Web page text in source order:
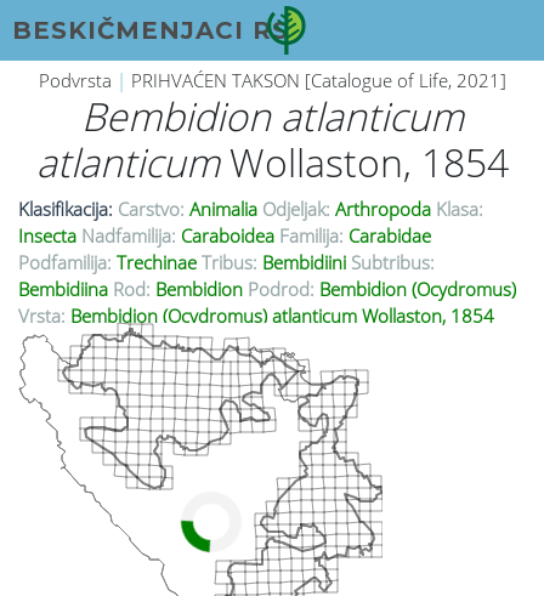
BESKIČMENJACI RS
Podvrsta | PRIHVAĆEN TAKSON [Catalogue of Life, 2021]
Bembidion atlanticum
atlanticumWollaston, 1854
Klasifikacija: Carstvo: Animalia Odjeljak: Arthropoda Klasa:
Insecta Nadfamilija: Caraboidea Familija: Carabidae
Podfamilija: Trechinae Tribus: Bembidiini Subtribus:
Bembidiina Rod: Bembidion Podrod: Bembidion (Ocydromus)
Vrsta: Bembidion (Ocydromus) atlanticum Wollaston, 1854